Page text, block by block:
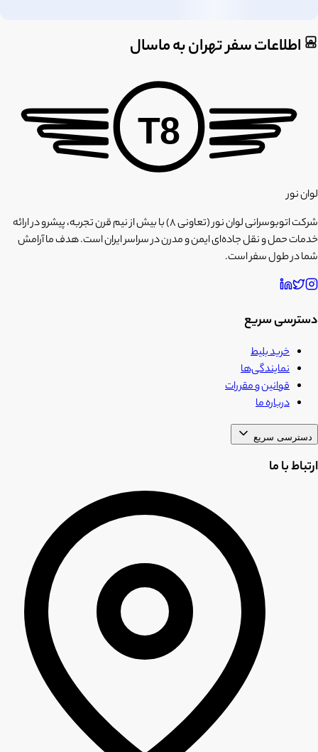
اطلاعات سفر تهران به ماسال
T8
لوان نور
شرکت اتوبوسرانی لوان نور (تعاونی ۸) با بیش از نیم قرن تجربه، پیشرو در ارائه
خدمات حمل و نقل جاده‌ای ایمن و مدرن در سراسر ایران است. هدف ما آرامش
شما در طول سفر است.
دسترسی سریع
خرید بلیط
نمایندگی‌ها
قوانین و مقررات
درباره ما
دسترسی سریع
ارتباط با ما